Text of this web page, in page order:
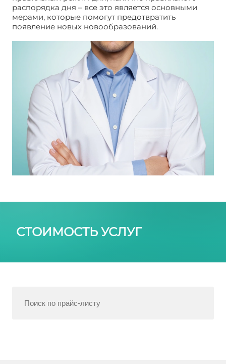
распорядка дня – все это является основными
мерами, которые помогут предотвратить
появление новых новообразований.
СТОИМОСТЬ УСЛУГ